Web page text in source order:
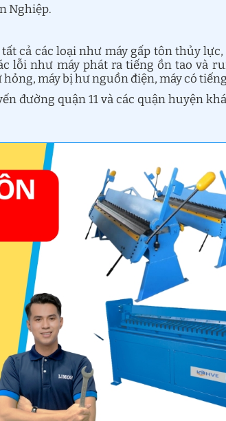
Nghiệp.
cả các loại như máy gấp tôn thủy lực,
lỗi như máy phát ra tiếng ồn tao và
máy bị hư nguồn điện, máy có
đường quận 11 và các quận huyện